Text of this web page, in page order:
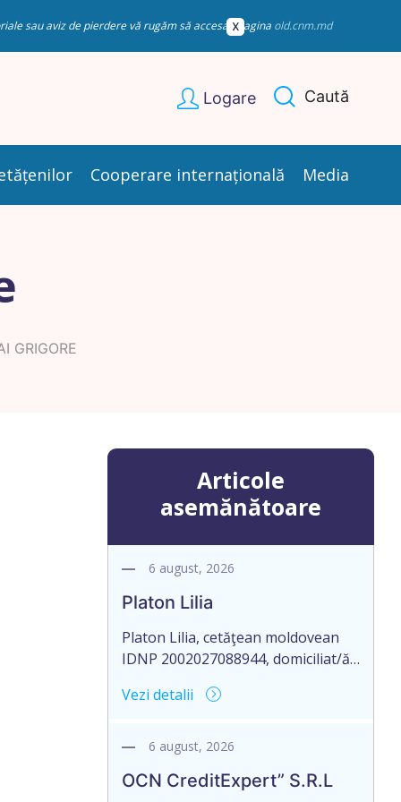
sau aviz de pierdere vă rugăm să accesați pagina old.cnm.md
Logare Caută
Cooperare internațională Media
GRIGORE
Articole
asemănătoare
6 august, 2026
Platon Lilia
Platon Lilia, cetăţean moldovean
IDNP 2002027088944, domiciliat/ă
Chişinău, str. Constantin Vârnav nr.
buletinul de identitate B01154122,
Servicii Publice, anunţă pierderea
Vezi detalii
6 august, 2026
OCN CreditExpert” S.R.L